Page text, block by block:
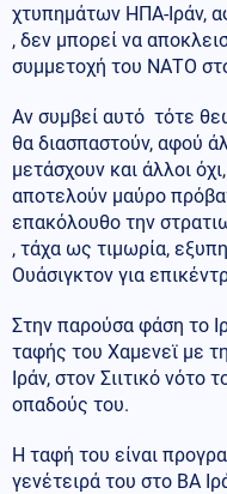
χτυπημάτων ΗΠΑ-Ιράν,
, δεν μπορεί να
συμμετοχή του ΝΑΤΟ
Αν συμβεί αυτό τότε
θα διασπαστούν, αφού
μετάσχουν και άλλοι
αποτελούν μαύρο
επακόλουθο την
, τάχα ως τιμωρία,
Ουάσιγκτον για
Στην παρούσα φάση το
ταφής του Χαμενεϊ με
Ιράν, στον Σιιτικό νότο
οπαδούς του.
Η ταφή του είναι
γενέτειρά του στο ΒΑ